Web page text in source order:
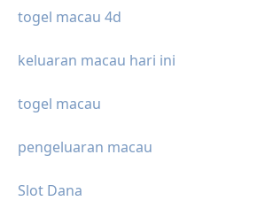
togel macau 4d
keluaran macau hari ini
togel macau
pengeluaran macau
Slot Dana